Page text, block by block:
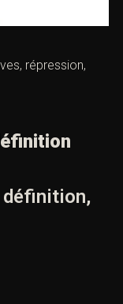
répression,
définition,